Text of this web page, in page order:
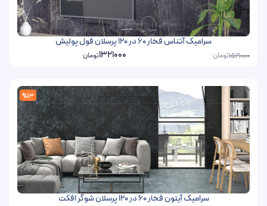
سرامیک آتناس فخار 60 در 120 پرسلان فول پولیش
1519000تومان 1321000تومان
%13
سرامیک آیتون فخار 60 در 120 پرسلان شوگر افکت